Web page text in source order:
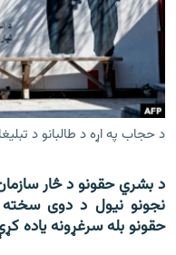
اړیکه
دري پاڼه
Azadi English
راسره ملګري شئ
د ازادې اروپا/ ازادي راډيو
د حجاب په اړه د طالبانو د
د بشري حقونو د څار
نجونو نیول د دوی سخته
حقونو بله سرغړونه یاده